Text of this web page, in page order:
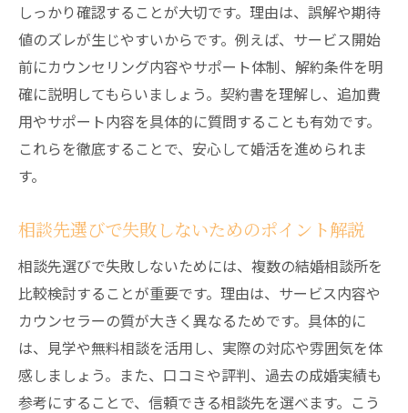
しっかり確認することが大切です。理由は、誤解や期待
値のズレが生じやすいからです。例えば、サービス開始
前にカウンセリング内容やサポート体制、解約条件を明
確に説明してもらいましょう。契約書を理解し、追加費
用やサポート内容を具体的に質問することも有効です。
これらを徹底することで、安心して婚活を進められま
す。
相談先選びで失敗しないためのポイント解説
相談先選びで失敗しないためには、複数の結婚相談所を
比較検討することが重要です。理由は、サービス内容や
カウンセラーの質が大きく異なるためです。具体的に
は、見学や無料相談を活用し、実際の対応や雰囲気を体
感しましょう。また、口コミや評判、過去の成婚実績も
参考にすることで、信頼できる相談先を選べます。こう